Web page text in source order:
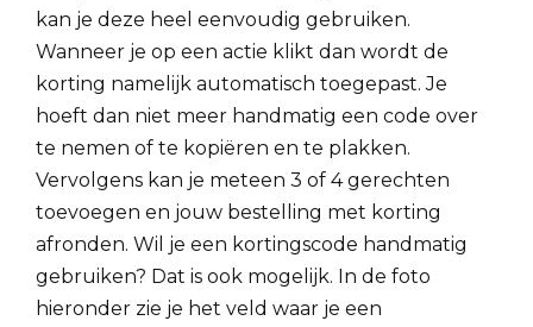
kan je deze heel eenvoudig gebruiken.
Wanneer je op een actie klikt dan wordt de
korting namelijk automatisch toegepast. Je
hoeft dan niet meer handmatig een code over
te nemen of te kopiëren en te plakken.
Vervolgens kan je meteen 3 of 4 gerechten
toevoegen en jouw bestelling met korting
afronden. Wil je een kortingscode handmatig
gebruiken? Dat is ook mogelijk. In de foto
hieronder zie je het veld waar je een